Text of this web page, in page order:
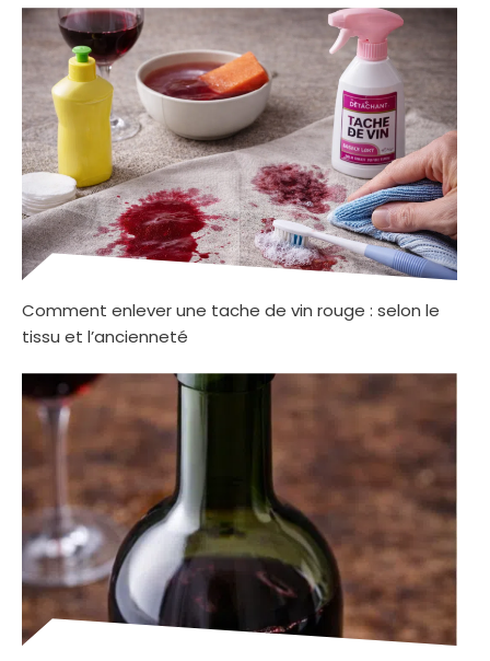
Comment enlever une tache de vin rouge : selon le
tissu et l’ancienneté